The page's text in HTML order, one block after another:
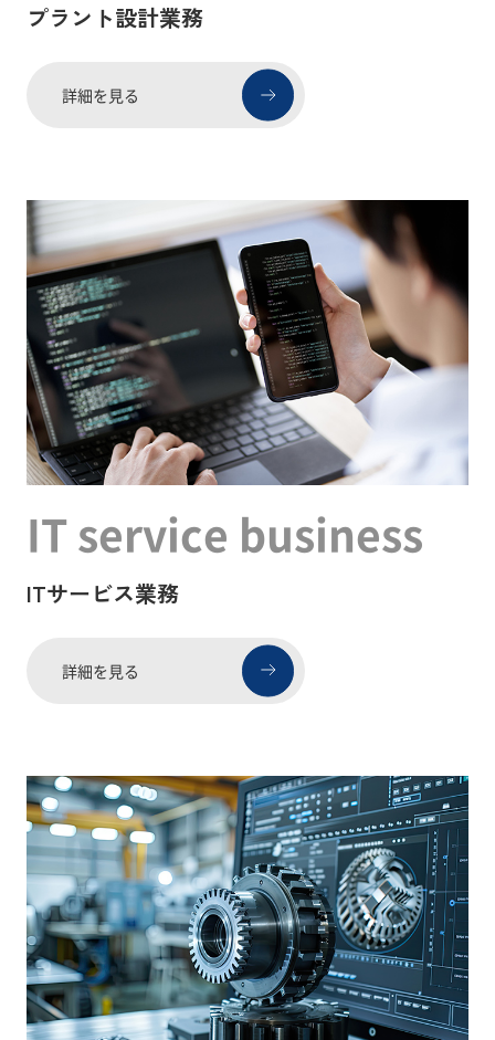
プラント設計業務
詳細を見る
IT service business
ITサービス業務
詳細を見る